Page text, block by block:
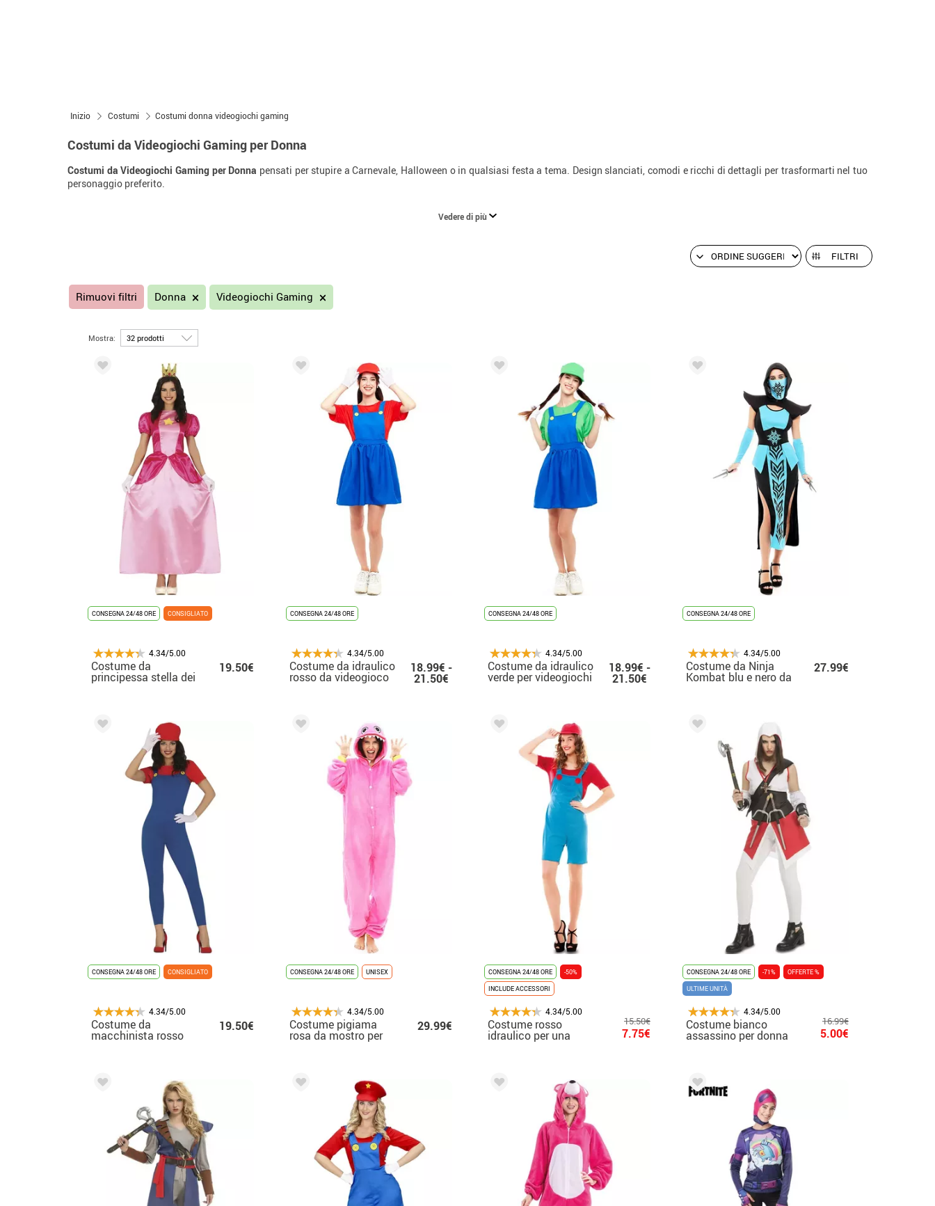
Inizio Costumi Costumi donna videogiochi gaming
Costumi da Videogiochi Gaming per Donna
Costumi da Videogiochi Gaming per Donna pensati per stupire a Carnevale, Halloween o in qualsiasi festa a tema. Design slanciati, comodi e ricchi di dettagli per trasformarti nel tuo
personaggio preferito.
Vedere di più
FILTRI
Rimuovi filtri Donna Videogiochi Gaming
Mostra:
CONSEGNA 24/48 ORE CONSIGLIATO
4.34/5.00
Costume da
principessa stella dei
videogiochi per
19.50€
CONSEGNA 24/48 ORE
4.34/5.00
Costume da idraulico
rosso da videogioco
18.99€ -
21.50€
CONSEGNA 24/48 ORE
4.34/5.00
Costume da idraulico
verde per videogiochi
da donna
18.99€ -
21.50€
CONSEGNA 24/48 ORE
4.34/5.00
Costume da Ninja
Kombat blu e nero da
27.99€
CONSEGNA 24/48 ORE CONSIGLIATO
4.34/5.00
Costume da
macchinista rosso
19.50€
CONSEGNA 24/48 ORE UNISEX
4.34/5.00
Costume pigiama
rosa da mostro per
29.99€
CONSEGNA 24/48 ORE
-50%
INCLUDE ACCESSORI
4.34/5.00
Costume rosso
idraulico per una
15.50€
7.75€
CONSEGNA 24/48 ORE -71%
OFFERTE %
ULTIME UNITÀ
4.34/5.00
Costume bianco
assassino per donna
16.99€
5.00€